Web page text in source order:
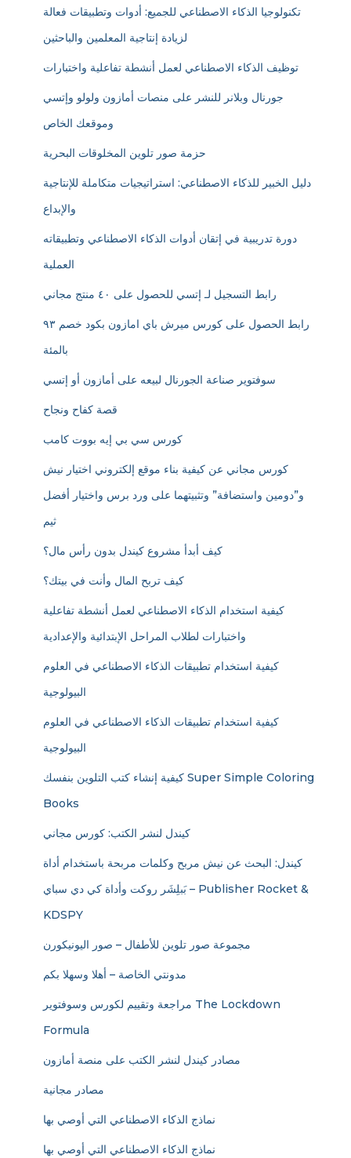
تكنولوجيا الذكاء الاصطناعي للجميع: أدوات وتطبيقات فعالة
لزيادة إنتاجية المعلمين والباحثين
توظيف الذكاء الاصطناعي لعمل أنشطة تفاعلية واختبارات
جورنال وبلانر للنشر على منصات أمازون ولولو وإتسي
وموقعك الخاص
حزمة صور تلوين المخلوقات البحرية
دليل الخبير للذكاء الاصطناعي: استراتيجيات متكاملة للإنتاجية
والإبداع
دورة تدريبية في إتقان أدوات الذكاء الاصطناعي وتطبيقاته
العملية
رابط التسجيل لـ إتسي للحصول على ٤٠ منتج مجاني
رابط الحصول على كورس ميرش باي امازون بكود خصم ٩٣
بالمئة
سوفتوير صناعة الجورنال لبيعه على أمازون أو إتسي
قصة كفاح ونجاح
كورس سي بي إيه بووت كامب
كورس مجاني عن كيفية بناء موقع إلكتروني اختيار نيش
و”دومين واستضافة” وتثبيتهما على ورد برس واختيار أفضل
ثيم
كيف أبدأ مشروع كيندل بدون رأس مال؟
كيف تربح المال وأنت في بيتك؟
كيفية استخدام الذكاء الاصطناعي لعمل أنشطة تفاعلية
واختبارات لطلاب المراحل الإبتدائية والإعدادية
كيفية استخدام تطبيقات الذكاء الاصطناعي في العلوم
كيفية استخدام تطبيقات الذكاء الاصطناعي في العلوم
كيفية إنشاء كتب التلوين بنفسك Super Simple Coloring
Books
كيندل لنشر الكتب: كورس مجاني
كيندل: البحث عن نيش مربح وكلمات مربحة باستخدام أداة
بَبلِشَر روكت وأداة كي دي سباي – Publisher Rocket &
KDSPY
مجموعة صور تلوين للأطفال – صور اليونيكورن
مدونتي الخاصة – أهلا وسهلا بكم
مراجعة وتقييم لكورس وسوفتوير The Lockdown
Formula
مصادر كيندل لنشر الكتب على منصة أمازون
مصادر مجانية
نماذج الذكاء الاصطناعي التي أوصي بها
نماذج الذكاء الاصطناعي التي أوصي بها